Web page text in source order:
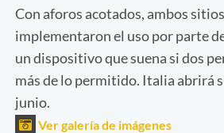
Con aforos acotados, ambos
implementaron el uso por parte
un dispositivo que suena si dos
más de lo permitido. Italia abrirá
junio.
Ver galería de imágenes